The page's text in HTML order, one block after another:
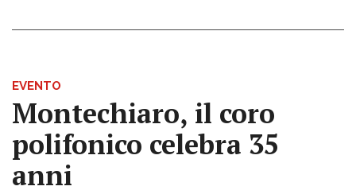
EVENTO
Montechiaro, il coro
polifonico celebra 35
anni